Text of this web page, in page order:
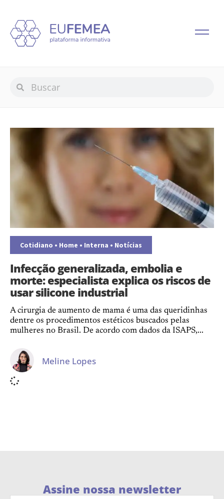
Cotidiano • Home • Interna • Notícias
Infecção generalizada, embolia e
morte: especialista explica os riscos de
usar silicone industrial
A cirurgia de aumento de mama é uma das queridinhas
dentre os procedimentos estéticos buscados pelas
mulheres no Brasil. De acordo com dados da ISAPS,...
Meline Lopes
Assine nossa newsletter